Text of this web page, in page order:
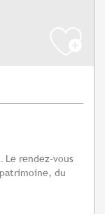
Le rendez-vous
du